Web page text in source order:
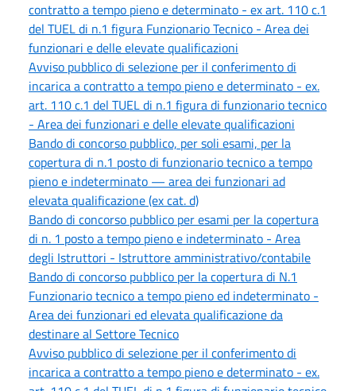
contratto a tempo pieno e determinato - ex art. 110 c.1
del TUEL di n.1 figura Funzionario Tecnico - Area dei
funzionari e delle elevate qualificazioni
Avviso pubblico di selezione per il conferimento di
incarica a contratto a tempo pieno e determinato - ex.
art. 110 c.1 del TUEL di n.1 figura di funzionario tecnico
- Area dei funzionari e delle elevate qualificazioni
Bando di concorso pubblico, per soli esami, per la
copertura di n.1 posto di funzionario tecnico a tempo
pieno e indeterminato — area dei funzionari ad
elevata qualificazione (ex cat. d)
Bando di concorso pubblico per esami per la copertura
di n. 1 posto a tempo pieno e indeterminato - Area
degli Istruttori - Istruttore amministrativo/contabile
Bando di concorso pubblico per la copertura di N.1
Funzionario tecnico a tempo pieno ed indeterminato -
Area dei funzionari ed elevata qualificazione da
destinare al Settore Tecnico
Avviso pubblico di selezione per il conferimento di
incarica a contratto a tempo pieno e determinato - ex.